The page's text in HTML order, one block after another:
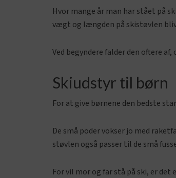
Hvor mange år man har stået på
vægt og længden på skistøvlen
Ved begyndere falder den oftere
Skiudstyr til børn
For at give børnene den bedste
De små poder vokser jo med
støvlen også passer til de små
For vil mor og far stå på ski, er